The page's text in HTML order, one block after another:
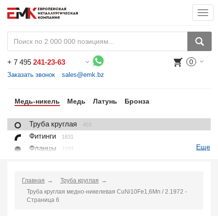
+ 7 495 241-23-63
Заказать звонок sales@emk.bz
0
Медь-никель Медь Латунь Бронза
Труба круглая 403
Фитинги 1831
Фланцы 1193
Квадрат 10
Полоса
Еще
Главная
Труба круглая
Труба круглая медно-никелевая CuNi10Fe1,6Mn / 2.1972 -
Страница 6